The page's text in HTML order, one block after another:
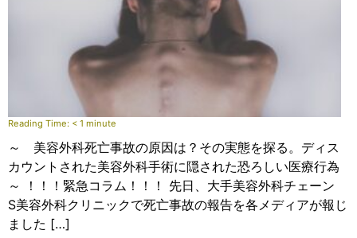
Reading Time: < 1 minute
～ 美容外科死亡事故の原因は？その実態を探る。ディス
カウントされた美容外科手術に隠された恐ろしい医療行為
～ ！！！緊急コラム！！！ 先日、大手美容外科チェーン
S美容外科クリニックで死亡事故の報告を各メディアが報じ
ました […]